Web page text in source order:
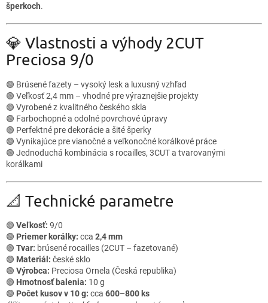
šperkoch.
💎 Vlastnosti a výhody 2CUT
Preciosa 9/0
🟢 Brúsené fazety – vysoký lesk a luxusný vzhľad
🟢 Veľkosť 2,4 mm – vhodné pre výraznejšie projekty
🟢 Vyrobené z kvalitného českého skla
🟢 Farbochopné a odolné povrchové úpravy
🟢 Perfektné pre dekorácie a šité šperky
🟢 Vynikajúce pre vianočné a veľkonočné korálkové práce
🟢 Jednoduchá kombinácia s rocailles, 3CUT a tvarovanými
korálkami
📐 Technické parametre
🟢 Veľkosť: 9/0
🟢 Priemer korálky: cca 2,4 mm
🟢 Tvar: brúsené rocailles (2CUT – fazetované)
🟢 Materiál: české sklo
🟢 Výrobca: Preciosa Ornela (Česká republika)
🟢 Hmotnosť balenia: 10 g
🟢 Počet kusov v 10 g: cca 600–800 ks